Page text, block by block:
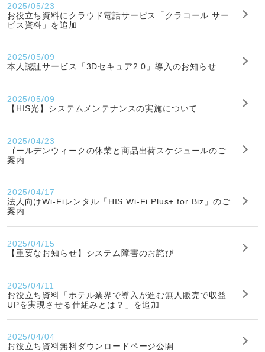
2025/05/23
お役立ち資料にクラウド電話サービス「クラコール サー
ビス資料」を追加
2025/05/09
本人認証サービス「3Dセキュア2.0」導入のお知らせ
2025/05/09
【HIS光】システムメンテナンスの実施について
2025/04/23
ゴールデンウィークの休業と商品出荷スケジュールのご
案内
2025/04/17
法人向けWi-Fiレンタル「HIS Wi-Fi Plus+ for Biz」のご
案内
2025/04/15
【重要なお知らせ】システム障害のお詫び
2025/04/11
お役立ち資料「ホテル業界で導入が進む無人販売で収益
UPを実現させる仕組みとは？」を追加
2025/04/04
お役立ち資料無料ダウンロードページ公開